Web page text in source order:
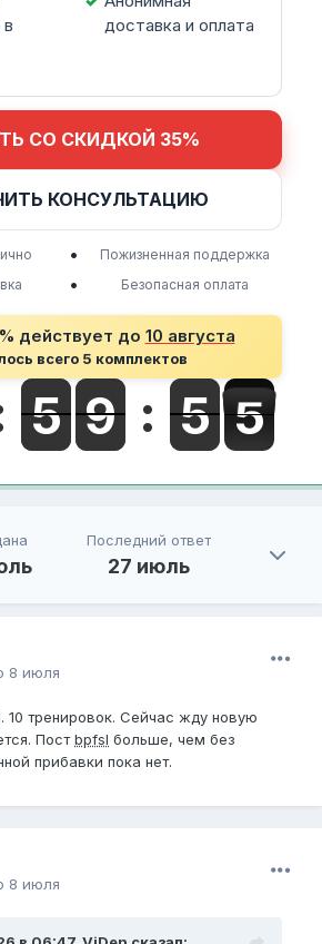
доставка и оплата
СО СКИДКОЙ 35%
КОНСУЛЬТАЦИЮ
•
Пожизненная поддержка
• Безопасная оплата
действует до 10 августа
всего 5 комплектов
Последний ответ
27 июль
8 июля
10 тренировок. Сейчас жду новую
Постbpfsl больше, чем без
прибавки пока нет.
8 июля